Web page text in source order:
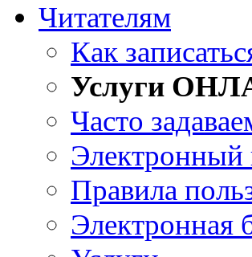
Читателям
Как
Услуги
Часто
Электронный
Правила
Электронная